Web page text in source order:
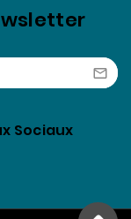

Sociaux